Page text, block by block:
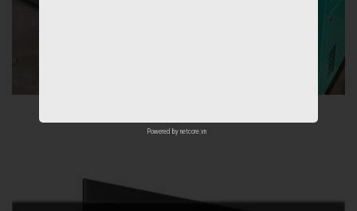
Powered by netcore.vn